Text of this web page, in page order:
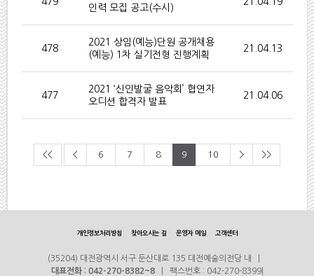
인력 모집 공고(수시)
478
2021 상임(예능)단원 공개채용
(예능) 1차 실기전형 진행계획
21.04.13
477
2021 ‘신인발굴 음악회’ 협연자
오디션 합격자 발표
21.04.06
<< < 6 7 8 9 10 > >>
개인정보처리방침 찾아오시는 길 운영자 메일 고객센터
(35204) 대전광역시 서구 둔산대로 135 대전예술의전당 내 |
대표전화 : 042-270-8382~8| 팩스번호 : 042-270-8399|